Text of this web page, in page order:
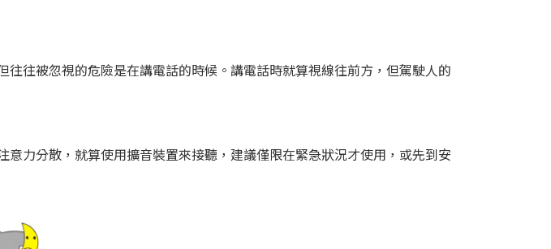
往被忽視的危險是在講電話的時候。講電話時就算視線往前方，但駕駛人的
力分散，就算使用擴音裝置來接聽，建議僅限在緊急狀況才使用，或先到安